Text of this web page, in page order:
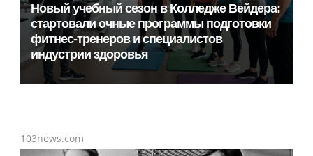
Новый учебный сезон в Колледже Вейдера:
стартовали очные программы подготовки
фитнес-тренеров и специалистов
индустрии здоровья
103news.com